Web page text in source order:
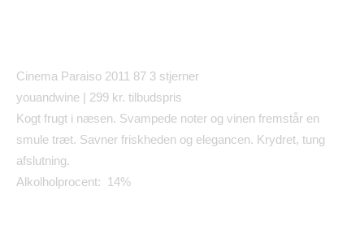
Cinema Paraiso 2011 87 3 stjerner
youandwine | 299 kr. tilbudspris
Kogt frugt i næsen. Svampede noter og vinen fremstår en
smule træt. Savner friskheden og elegancen. Krydret, tung
afslutning.
Alkolholprocent: 14%